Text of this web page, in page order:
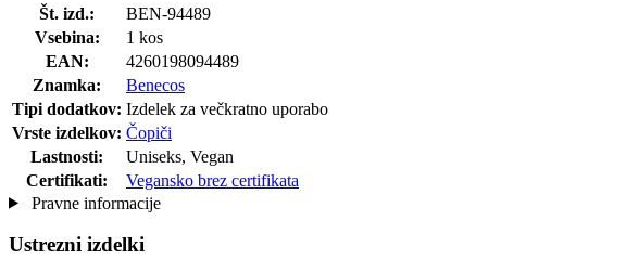
Št. izd.:
BEN-94489
Vsebina:
1 kos
EAN:
4260198094489
Znamka:
Benecos
Tipi dodatkov: Izdelek za večkratno uporabo
Vrste izdelkov: Čopiči
Lastnosti:
Uniseks, Vegan
Certifikati:
Vegansko brez certifikata
Pravne informacije
Ustrezni izdelki